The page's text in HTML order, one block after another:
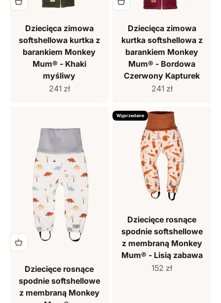
Dziecięca zimowa
softshellowa kurtka z
barankiem Monkey
Mum® - Khaki
myśliwy
Cena sprzedaży
241 zł
Dziecięca zimowa
kurtka softshellowa z
barankiem Monkey
Mum® - Bordowa
Czerwony Kapturek
Cena sprzedaży
241 zł
Dziecięce rosnące
spodnie softshellowe
z membraną Monkey
Wyprzedane
Dziecięce rosnące
spodnie softshellowe
z membraną Monkey
Mum® - Lisią zabawa
Cena sprzedaży
152 zł